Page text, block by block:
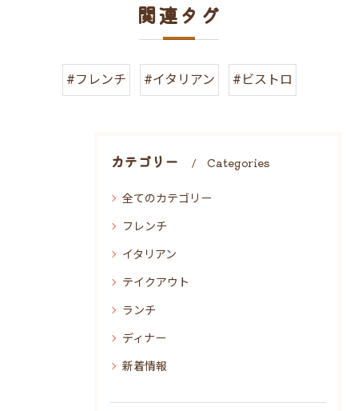
関連タグ
#フレンチ #イタリアン #ビストロ
カテゴリー Categories
全てのカテゴリー
フレンチ
イタリアン
テイクアウト
ランチ
ディナー
新着情報